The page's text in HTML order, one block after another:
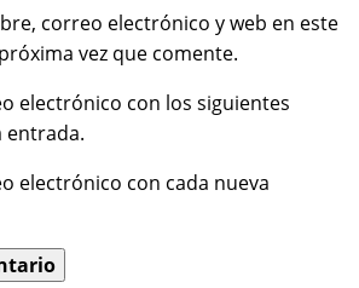
correo electrónico y web en este
vez que comente.
electrónico con los siguientes
entrada.
electrónico con cada nueva